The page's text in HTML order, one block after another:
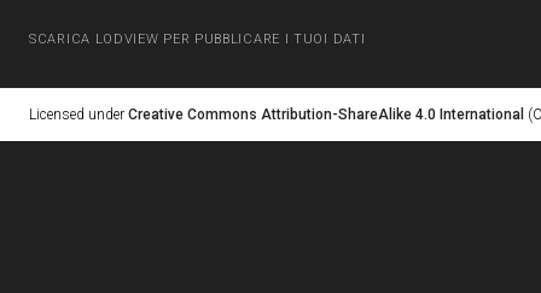
SCARICA LODVIEW PER PUBBLICARE I TUOI DATI
Licensed under Creative Commons Attribution-ShareAlike 4.0 International